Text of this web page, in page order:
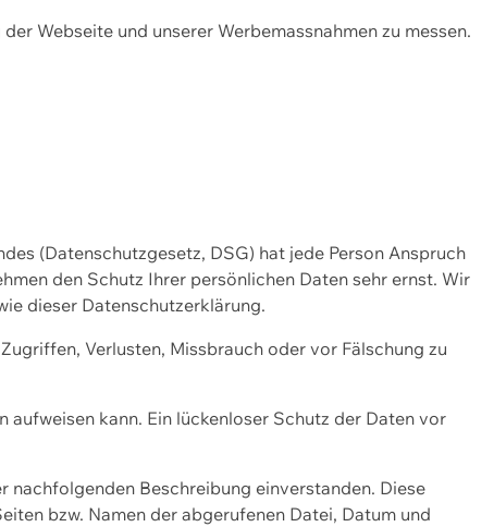
Webseite und unserer Werbemassnahmen zu messen.
(Datenschutzgesetz, DSG) hat jede Person Anspruch
den Schutz Ihrer persönlichen Daten sehr ernst. Wir
dieser Datenschutzerklärung.
Verlusten, Missbrauch oder vor Fälschung zu
kann. Ein lückenloser Schutz der Daten vor
nachfolgenden Beschreibung einverstanden. Diese
bzw. Namen der abgerufenen Datei, Datum und